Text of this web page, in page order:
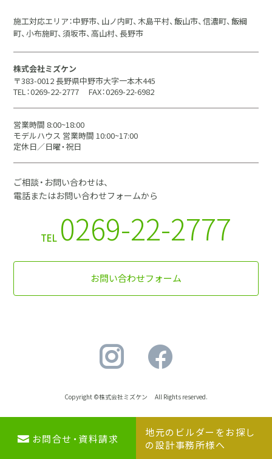
お問合せ・資料請求
地元のビルダーを
お探しの設計事務所様へ
お問合せ・資料請求
地元のビルダーをお探し
の設計事務所様へ
施工対応エリア：中野市、山ノ内町、木島平村、飯山市、信濃町、飯綱
町、小布施町、須坂市、高山村、長野市
株式会社ミズケン
〒383-0012 長野県中野市大字一本木445
TEL：0269-22-2777
FAX：0269-22-6982
営業時間 8:00~18:00
モデルハウス 営業時間 10:00~17:00
定休日／日曜・祝日
ご相談・お問い合わせは、
電話またはお問い合わせフォームから
TEL 0269-22-2777
お問い合わせフォーム
Copyright ©株式会社ミズケン All Rights reserved.